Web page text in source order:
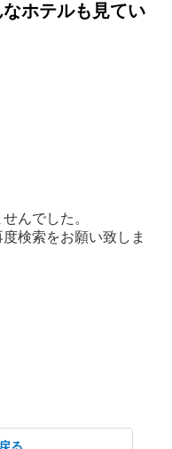
ホテルも見てい